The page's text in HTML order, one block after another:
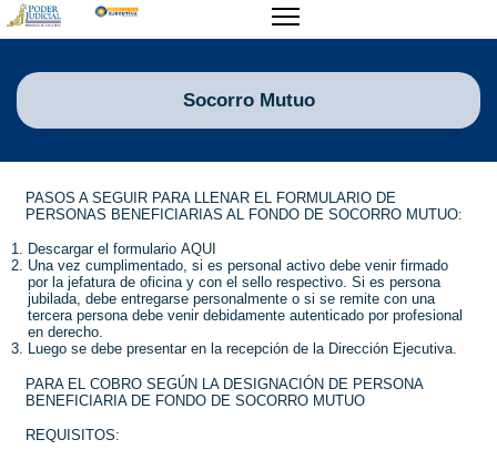
Socorro Mutuo
PASOS A SEGUIR PARA LLENAR EL FORMULARIO DE
PERSONAS BENEFICIARIAS AL FONDO DE SOCORRO MUTUO:
Descargar el formulario AQUI
Una vez cumplimentado, si es personal activo debe venir firmado
por la jefatura de oficina y con el sello respectivo. Si es persona
jubilada, debe entregarse personalmente o si se remite con una
tercera persona debe venir debidamente autenticado por profesional
en derecho.
Luego se debe presentar en la recepción de la Dirección Ejecutiva.
PARA EL COBRO SEGÚN LA DESIGNACIÓN DE PERSONA
BENEFICIARIA DE FONDO DE SOCORRO MUTUO
REQUISITOS: